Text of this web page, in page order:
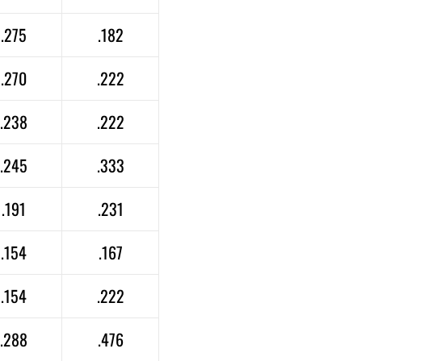
.275 .182
.270 .222
.238 .222
.245 .333
.191 .231
.154 .167
.154 .222
.288 .476